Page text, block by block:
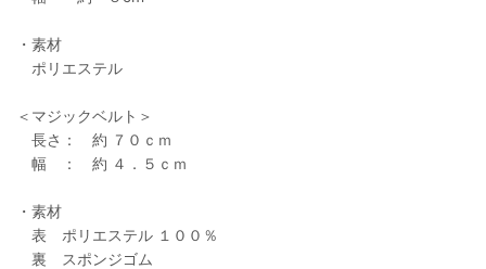
・素材
ポリエステル
＜マジックベルト＞
長さ： 約 ７０ｃｍ
幅 ： 約 ４．５ｃｍ
・素材
表 ポリエステル １００％
裏 スポンジゴム